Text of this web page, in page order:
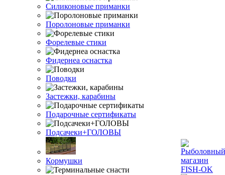
Силиконовые приманки
Поролоновые приманки
Форелевые стики
Фидернеа оснастка
Поводки
Застежки, карабины
Подарочные сертификаты
Подсачеки+ГОЛОВЫ
Кормушки